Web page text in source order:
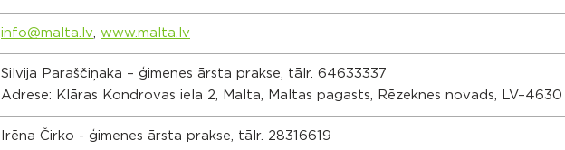
info@malta.lv, www.malta.lv
Silvija Paraščiņaka – ģimenes ārsta prakse, tālr. 64633337
Adrese: Klāras Kondrovas iela 2, Malta, Maltas pagasts, Rēzeknes novads, LV–4630
Irēna Čirko - ģimenes ārsta prakse, tālr. 28316619